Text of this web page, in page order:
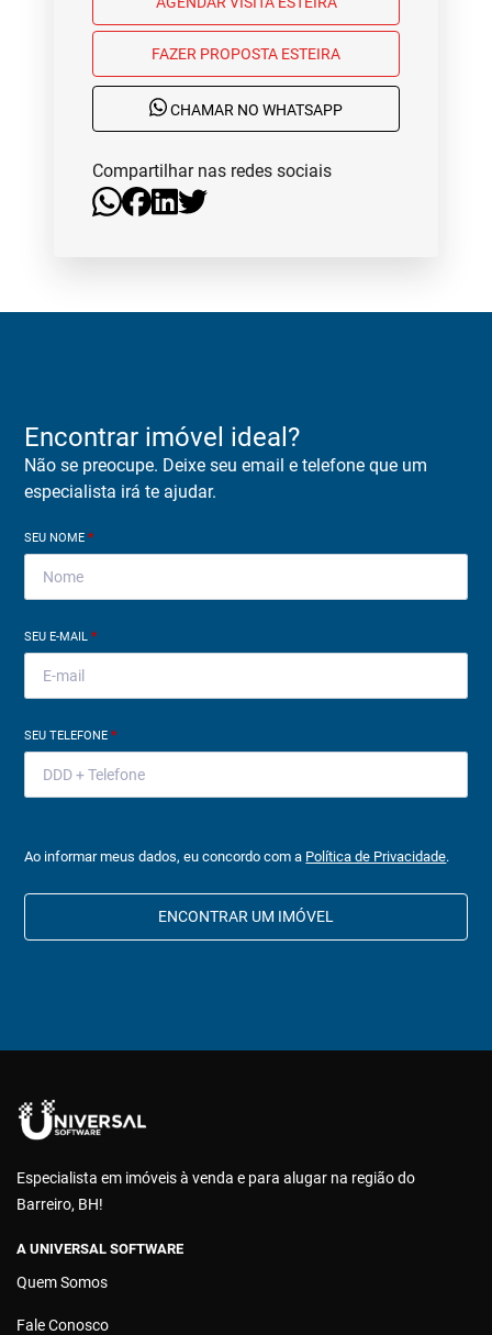
FAZER PROPOSTA ESTEIRA
CHAMAR NO WHATSAPP
Compartilhar nas redes sociais
Encontrar imóvel ideal?
Não se preocupe. Deixe seu email e telefone que um
especialista irá te ajudar.
SEU NOME*
SEU E-MAIL*
SEU TELEFONE*
Ao informar meus dados, eu concordo com a Política de Privacidade.
ENCONTRAR UM IMÓVEL
Especialista em imóveis à venda e para alugar na região do
Barreiro, BH!
A UNIVERSAL SOFTWARE
Quem Somos
Fale Conosco